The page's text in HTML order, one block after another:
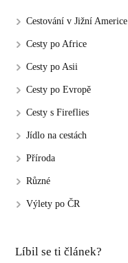
Cestování v Jižní Americe
Cesty po Africe
Cesty po Asii
Cesty po Evropě
Cesty s Fireflies
Jídlo na cestách
Příroda
Různé
Výlety po ČR
Líbil se ti článek?